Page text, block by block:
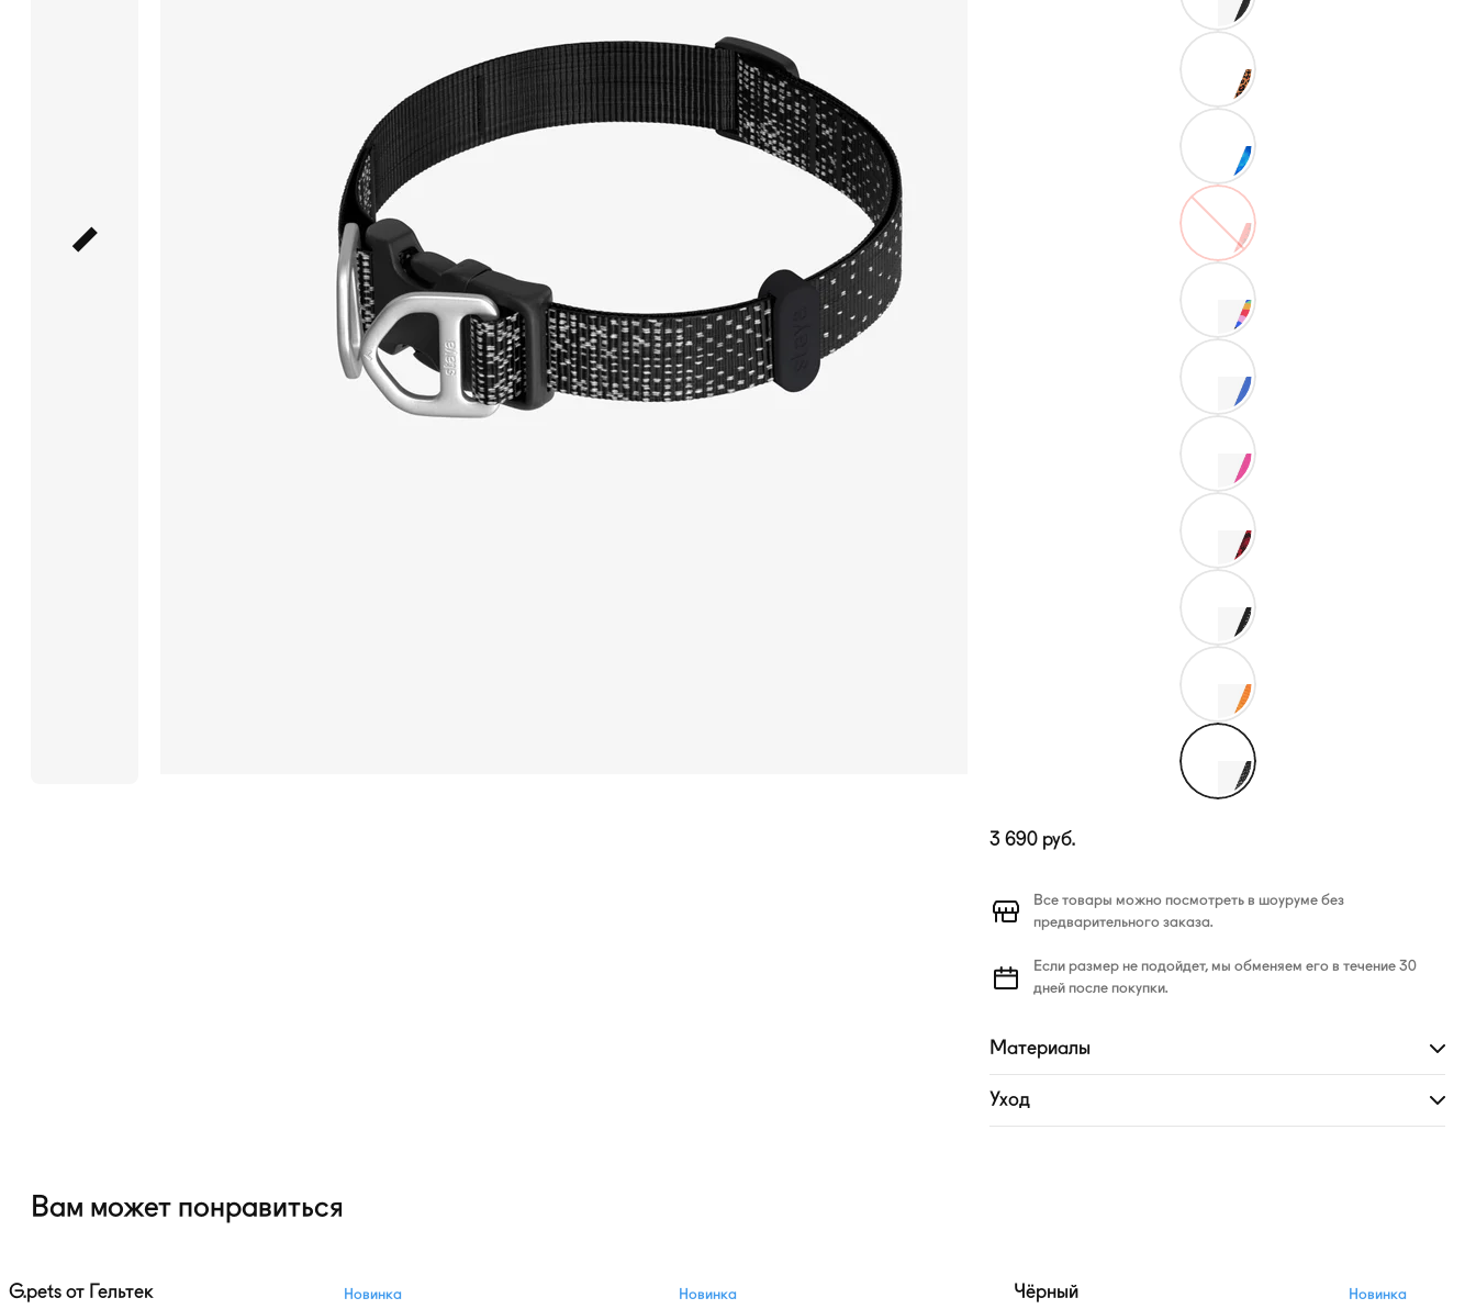
3 690 руб.
Все товары можно посмотреть в шоуруме без
предварительного заказа.
Если размер не подойдет, мы обменяем его в течение 30
дней после покупки.
Материалы
Развернуть
Уход
Развернуть
Вам может понравиться
G.pets от Гельтек Новинка Новинка Чёрный Новинка